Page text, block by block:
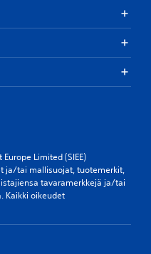
Limited (SIEE)
ja/tai mallisuojat, tuotemerkit,
tavaramerkkejä ja/tai
Kaikki oikeudet